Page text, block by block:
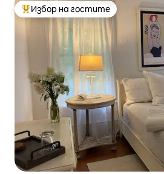
Най-популярен избор на гостите
Избор на гостите